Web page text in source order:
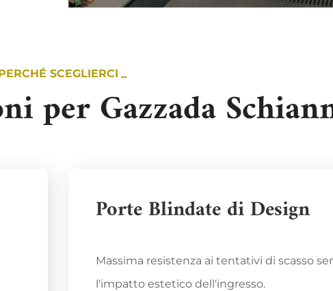
SCEGLIERCI
per Gazzada
Porte Blindate di Design
Massima resistenza ai tentativi di scasso
l'impatto estetico dell'ingresso.